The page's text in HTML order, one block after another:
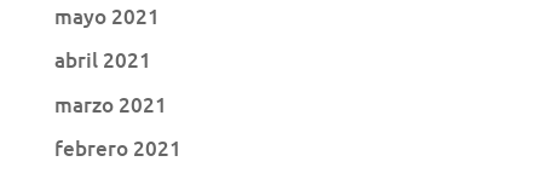
mayo 2021
abril 2021
marzo 2021
febrero 2021